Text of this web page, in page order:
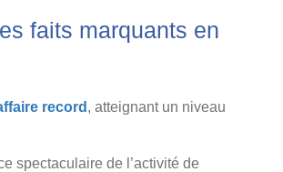
faits marquants en
record , atteignant un niveau
spectaculaire de l’activité de